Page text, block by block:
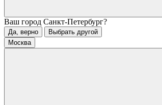
Ваш город Санкт-Петербург?
Да, верно
Выбрать другой
Москва